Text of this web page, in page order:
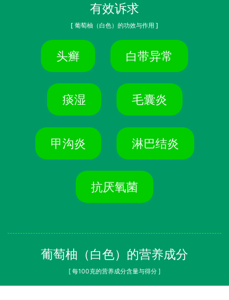
有效诉求
[ 葡萄柚（白色）的功效与作用 ]
头癣 白带异常
痰湿 毛囊炎
甲沟炎 淋巴结炎
抗厌氧菌
葡萄柚（白色）的营养成分
[ 每100克的营养成分含量与得分 ]